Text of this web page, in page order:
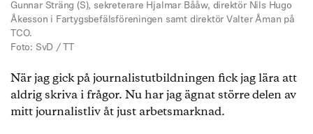
Gunnar Sträng (S), sekreterare Hjalmar Bååw, direktör Nils Hugo
Åkesson i Fartygsbefälsföreningen samt direktör Valter Åman på
TCO.
Foto: SvD / TT
När jag gick på journalistutbildningen fick jag lära att
aldrig skriva i frågor. Nu har jag ägnat större delen av
mitt journalistliv åt just arbetsmarknad.